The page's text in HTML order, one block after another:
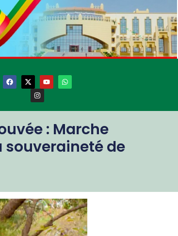
: Marche
de